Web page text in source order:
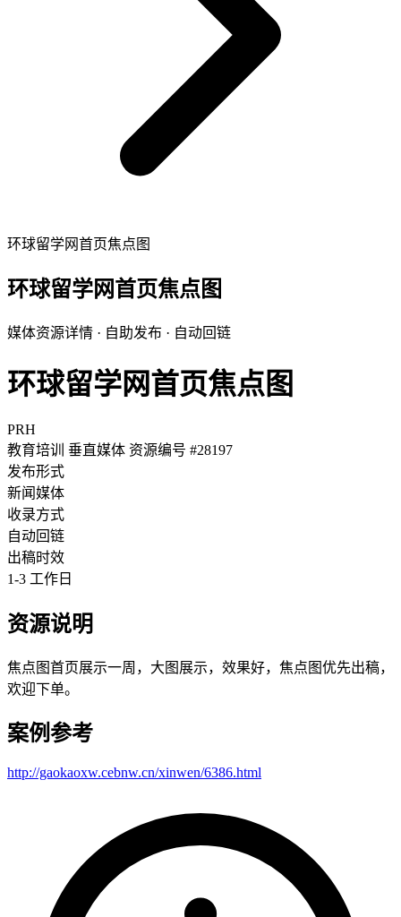
环球留学网首页焦点图
环球留学网首页焦点图
媒体资源详情 · 自助发布 · 自动回链
环球留学网首页焦点图
PRH
教育培训
垂直媒体 资源编号 #28197
发布形式
新闻媒体
收录方式
自动回链
出稿时效
1-3 工作日
资源说明
焦点图首页展示一周，大图展示，效果好，焦点图优先出稿，
欢迎下单。
案例参考
http://gaokaoxw.cebnw.cn/xinwen/6386.html